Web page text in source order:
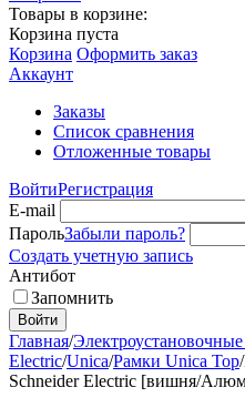
Товары в корзине:
Корзина пуста
Корзина Оформить заказ
Аккаунт
Заказы
Список сравнения
Отложенные товары
ВойтиРегистрация
E-mail
ПарольЗабыли пароль?
Создать учетную запись
Антибот
Запомнить
Войти
Главная/
Electric/Unica/Рамки Unica Top/
Schneider Electric [вишня/